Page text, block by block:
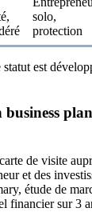
solo,
protection
est
de visite
et des
étude de
financier sur 3